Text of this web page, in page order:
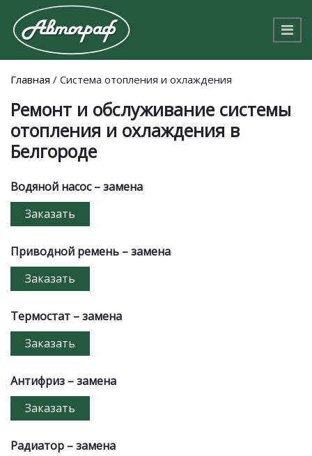
Главная / Система отопления и охлаждения
Ремонт и обслуживание системы
отопления и охлаждения в
Белгороде
Водяной насос – замена
Заказать
Приводной ремень – замена
Заказать
Термостат – замена
Заказать
Антифриз – замена
Заказать
Радиатор – замена